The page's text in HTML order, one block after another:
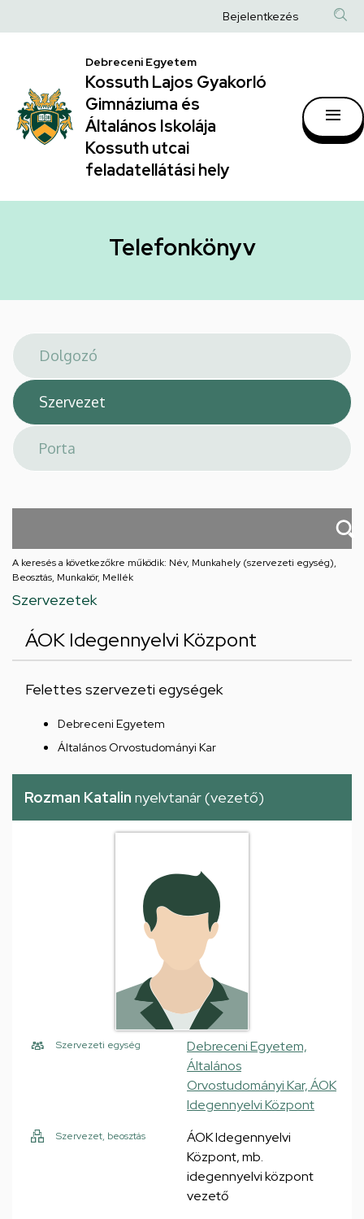
|
Kossuth
Lajos
Gyakorló
Gimnáziuma
Általános
hely
a
Anonim
fiók
Bejelentkezés
Debreceni Egyetem
Kossuth Lajos Gyakorló
Gimnáziuma és
Általános Iskolája
Kossuth utcai
feladatellátási hely
Telefonkönyv
A keresés a következőkre működik: Név, Munkahely (szervezeti egység),
Beosztás, Munkakör, Mellék
Szervezetek
ÁOK Idegennyelvi Központ
Felettes szervezeti egységek
Debreceni Egyetem
Általános Orvostudományi Kar
Rozman Katalin nyelvtanár (vezető)
Szervezeti egység
Debreceni Egyetem,
Általános
Orvostudományi Kar, ÁOK
Idegennyelvi Központ
Szervezet, beosztás
ÁOK Idegennyelvi
Központ, mb.
idegennyelvi központ
vezető